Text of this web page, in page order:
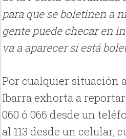
para que se boletinen a
gente puede checar en
va a aparecer si está
Por cualquier situación
Ibarra exhorta a
060 ó 066 desde un
al 113 desde un celular,